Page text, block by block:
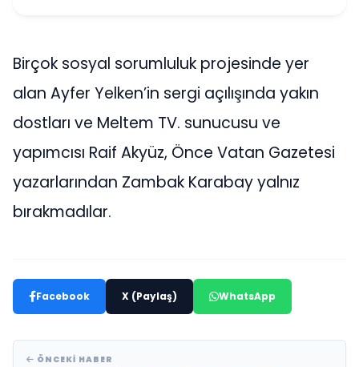
Birçok sosyal sorumluluk projesinde yer
alan Ayfer Yelken’in sergi açılışında yakın
dostları ve Meltem TV. sunucusu ve
yapımcısı Raif Akyüz, Önce Vatan Gazetesi
yazarlarından Zambak Karabay yalnız
bırakmadılar.
Facebook X (Paylaş) WhatsApp
ÖNCEKI HABER